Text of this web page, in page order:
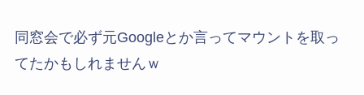
同窓会で必ず元Googleとか言ってマウントを取っ
てたかもしれませんｗ